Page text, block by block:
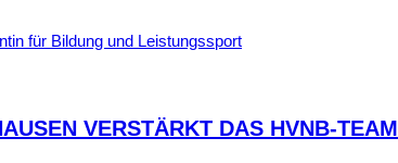
VERSTÄRKT DAS HVNB-TEAM